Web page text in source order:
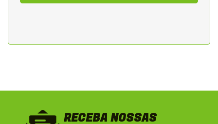
e longa distancia e conducoes sob
street de media e alta cilindrada,
oferecendo elevado nivel de
impermeabilidade, conforto termico e
RECEBA NOSSAS